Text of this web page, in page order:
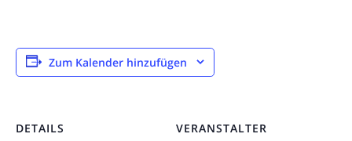
Zum Kalender hinzufügen
DETAILS
VERANSTALTER